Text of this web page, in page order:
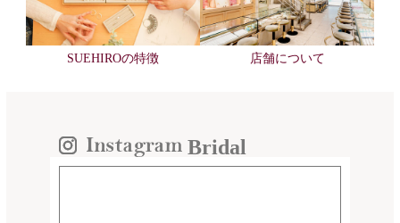
SUEHIROの特徴 店舗について
Bridal